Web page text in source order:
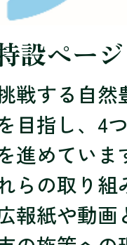
設ページ
戦する自然
目指し、4
進めていま
らの取り組
報紙や動画